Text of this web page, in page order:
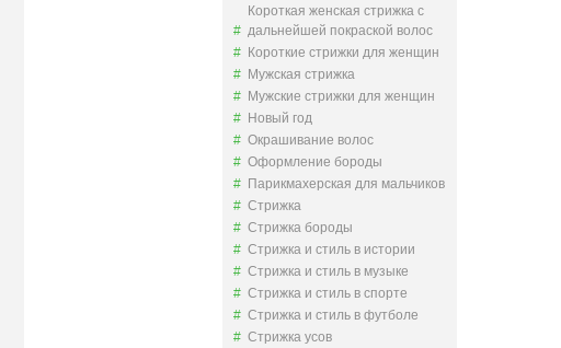
Короткая женская стрижка с
дальнейшей покраской волос
Короткие стрижки для женщин
Мужская стрижка
Мужские стрижки для женщин
Новый год
Окрашивание волос
Оформление бороды
Парикмахерская для мальчиков
Стрижка
Стрижка бороды
Стрижка и стиль в истории
Стрижка и стиль в музыке
Стрижка и стиль в спорте
Стрижка и стиль в футболе
Стрижка усов